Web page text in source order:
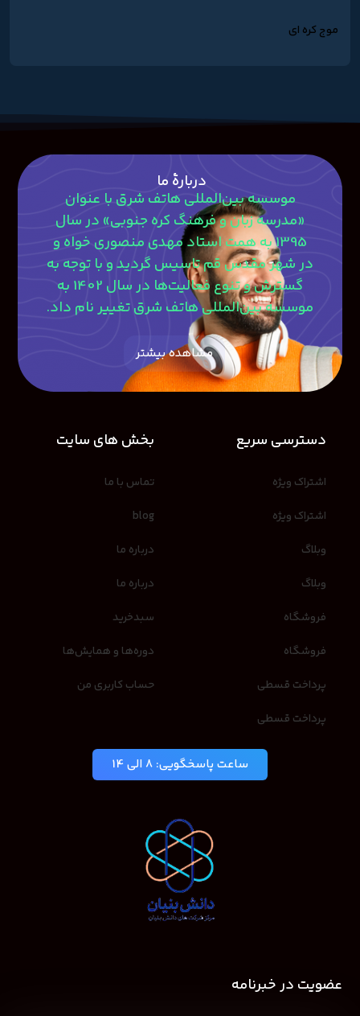
موج کره ای
دربارۀ ما
موسسه بین‌المللی هاتف شرق با عنوان
«مدرسه زبان و فرهنگ کره جنوبی» در سال
1395 به همت استاد مهدی منصوری‎ خواه و
در شهر مقدس قم تاسیس گردید و با توجه به
گسترش و تنوع فعالیت‌ها در سال 1402 به
موسسه بین‌المللی هاتف شرق تغییر نام داد.
مشاهده بیشتر
دسترسی سریع
اشتراک ویژه
اشتراک ویژه
وبلاگ
وبلاگ
فروشگاه
فروشگاه
پرداخت قسطی
پرداخت قسطی
بخش های سایت
تماس با ما
blog
درباره ما
درباره ما
سبدخرید
دوره‌ها و همایش‌ها
حساب کاربری من
ساعت پاسخگویی: 8 الی 14
عضویت در خبرنامه